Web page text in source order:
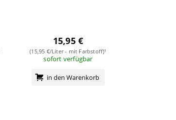
15,95 €
(15,95 €/Liter - mit Farbstoff)¹
sofort verfügbar
in den Warenkorb